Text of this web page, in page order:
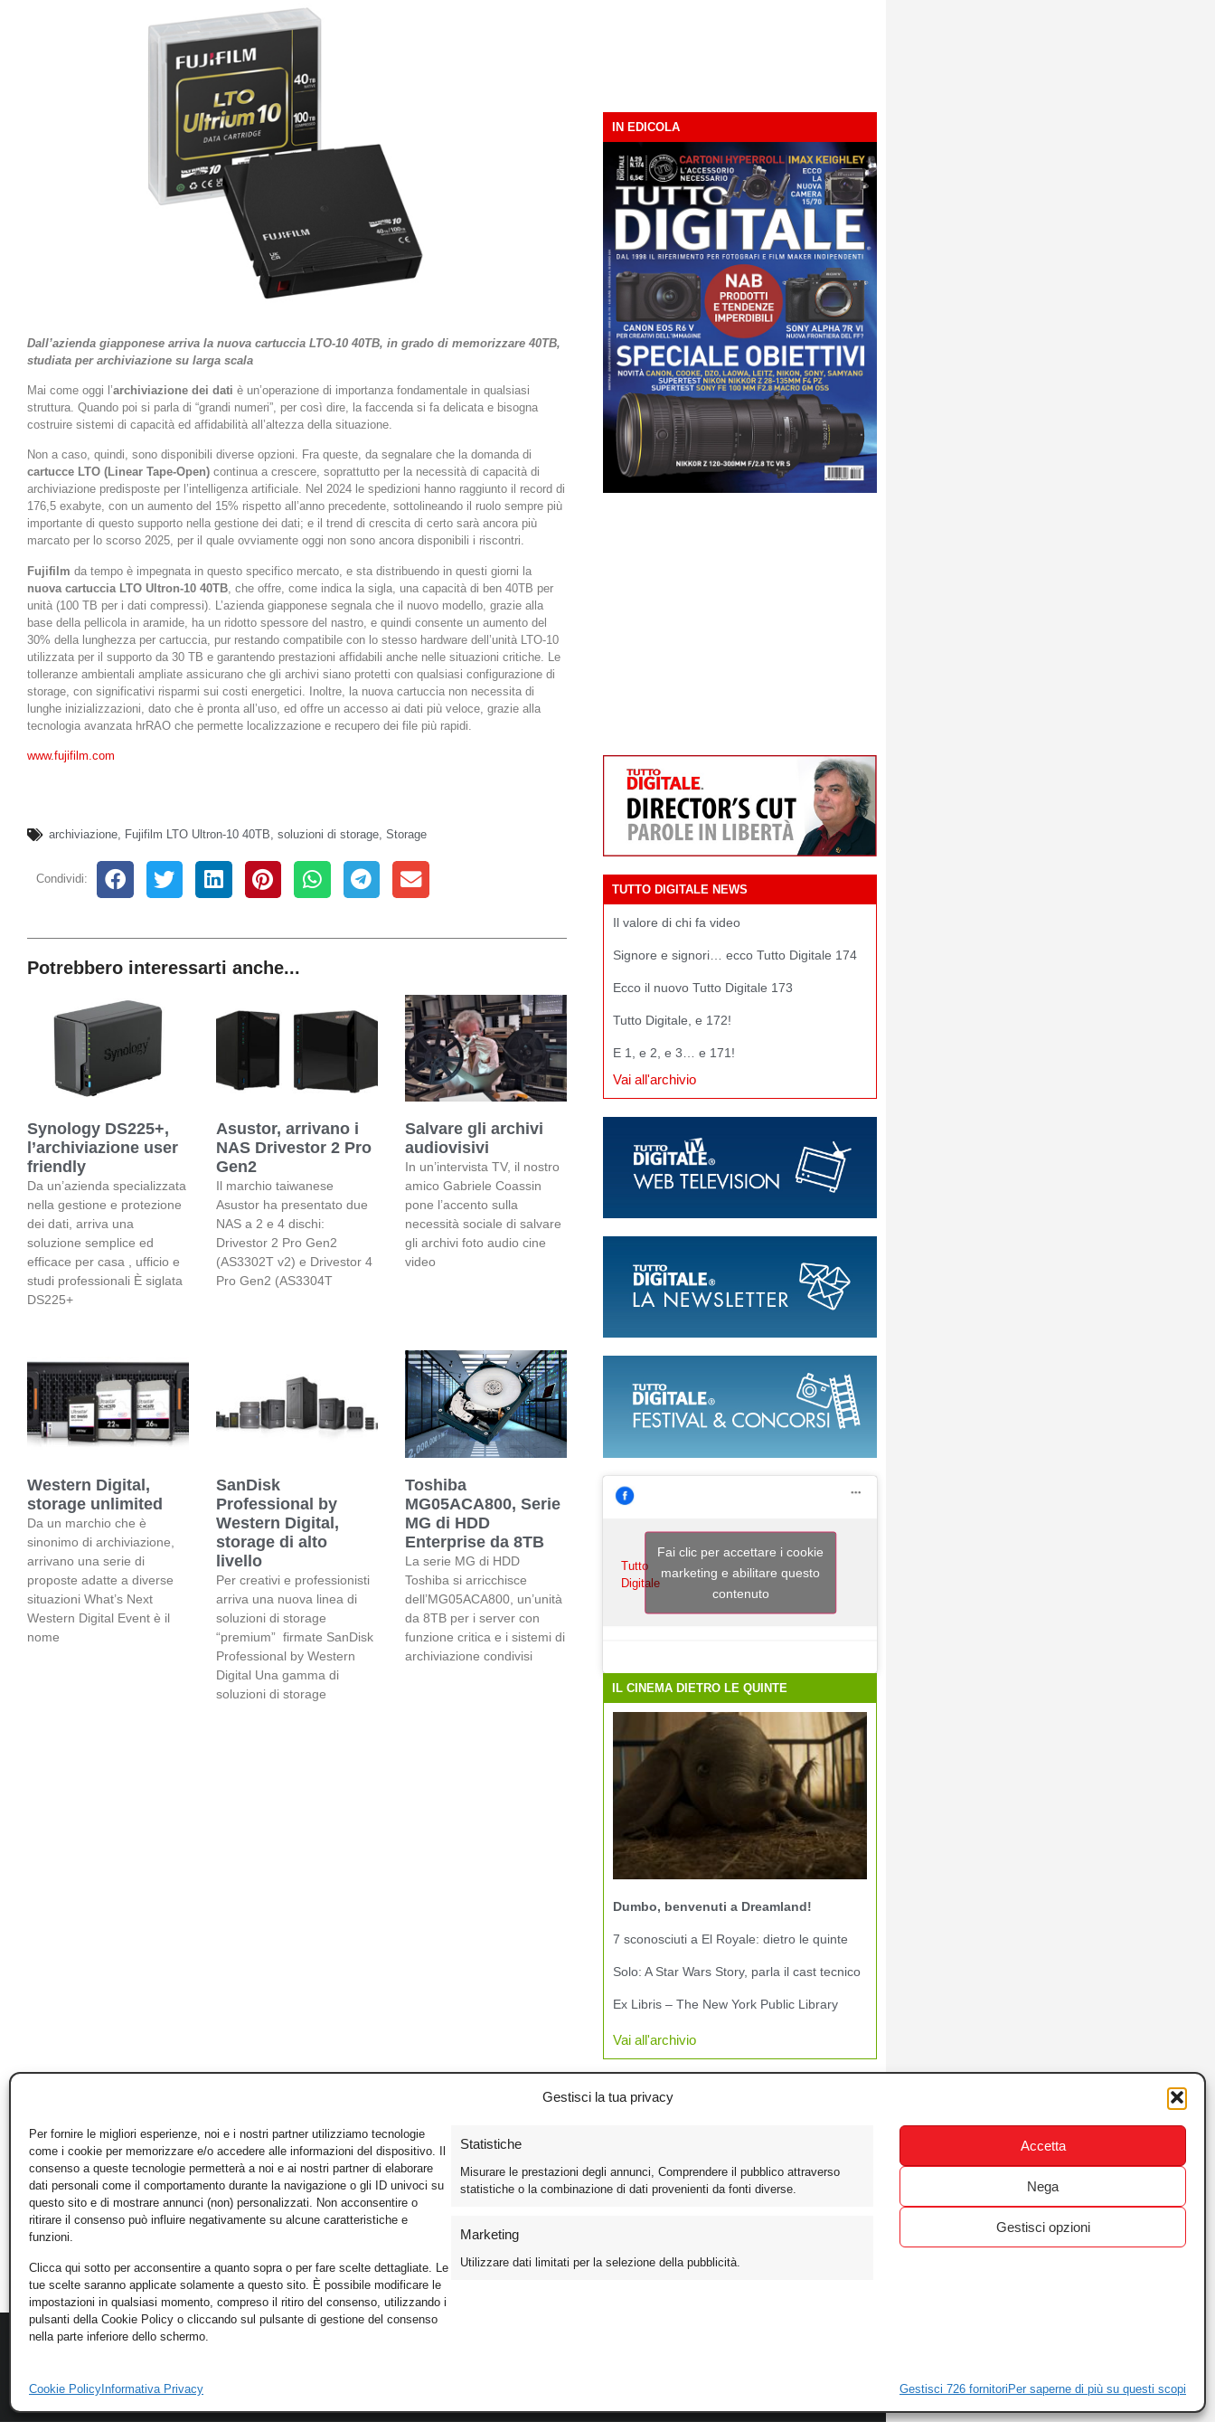
Gestisci la tua privacy
Per fornire le migliori esperienze, noi e i nostri partner utilizziamo tecnologie
come i cookie per memorizzare e/o accedere alle informazioni del dispositivo. Il
consenso a queste tecnologie permetterà a noi e ai nostri partner di elaborare
dati personali come il comportamento durante la navigazione o gli ID univoci su
questo sito e di mostrare annunci (non) personalizzati. Non acconsentire o
ritirare il consenso può influire negativamente su alcune caratteristiche e
funzioni.
Clicca qui sotto per acconsentire a quanto sopra o per fare scelte dettagliate. Le
tue scelte saranno applicate solamente a questo sito. È possibile modificare le
impostazioni in qualsiasi momento, compreso il ritiro del consenso, utilizzando i
pulsanti della Cookie Policy o cliccando sul pulsante di gestione del consenso
nella parte inferiore dello schermo.
Statistiche
Misurare le prestazioni degli annunci, Comprendere il pubblico attraverso
statistiche o la combinazione di dati provenienti da fonti diverse.
Marketing
Utilizzare dati limitati per la selezione della pubblicità.
Gestisci 726 fornitori Per saperne di più su questi scopi
Accetta
Nega
Gestisci opzioni
Cookie Policy Informativa Privacy
Dall’azienda giapponese arriva la nuova cartuccia LTO-10 40TB, in grado di memorizzare 40TB,
studiata per archiviazione su larga scala
Mai come oggi l’archiviazione dei dati è un’operazione di importanza fondamentale in qualsiasi
struttura. Quando poi si parla di “grandi numeri”, per così dire, la faccenda si fa delicata e bisogna
costruire sistemi di capacità ed affidabilità all’altezza della situazione.
Non a caso, quindi, sono disponibili diverse opzioni. Fra queste, da segnalare che la domanda di
cartucce LTO (Linear Tape-Open) continua a crescere, soprattutto per la necessità di capacità di
archiviazione predisposte per l’intelligenza artificiale. Nel 2024 le spedizioni hanno raggiunto il record di
176,5 exabyte, con un aumento del 15% rispetto all’anno precedente, sottolineando il ruolo sempre più
importante di questo supporto nella gestione dei dati; e il trend di crescita di certo sarà ancora più
marcato per lo scorso 2025, per il quale ovviamente oggi non sono ancora disponibili i riscontri.
Fujifilm da tempo è impegnata in questo specifico mercato, e sta distribuendo in questi giorni la
nuova cartuccia LTO Ultron-10 40TB , che offre, come indica la sigla, una capacità di ben 40TB per
unità (100 TB per i dati compressi). L’azienda giapponese segnala che il nuovo modello, grazie alla
base della pellicola in aramide, ha un ridotto spessore del nastro, e quindi consente un aumento del
30% della lunghezza per cartuccia, pur restando compatibile con lo stesso hardware dell’unità LTO-10
utilizzata per il supporto da 30 TB e garantendo prestazioni affidabili anche nelle situazioni critiche. Le
tolleranze ambientali ampliate assicurano che gli archivi siano protetti con qualsiasi configurazione di
storage, con significativi risparmi sui costi energetici. Inoltre, la nuova cartuccia non necessita di
lunghe inizializzazioni, dato che è pronta all’uso, ed offre un accesso ai dati più veloce, grazie alla
tecnologia avanzata hrRAO che permette localizzazione e recupero dei file più rapidi.
www.fujifilm.com
archiviazione, Fujifilm LTO Ultron-10 40TB, soluzioni di storage, Storage
Condividi:
Potrebbero interessarti anche...
Synology DS225+,
l’archiviazione user
friendly
Da un’azienda specializzata
nella gestione e protezione
dei dati, arriva una
soluzione semplice ed
efficace per casa , ufficio e
studi professionali È siglata
DS225+
Asustor, arrivano i
NAS Drivestor 2 Pro
Gen2
Il marchio taiwanese
Asustor ha presentato due
NAS a 2 e 4 dischi:
Drivestor 2 Pro Gen2
(AS3302T v2) e Drivestor 4
Pro Gen2 (AS3304T
Salvare gli archivi
audiovisivi
In un’intervista TV, il nostro
amico Gabriele Coassin
pone l’accento sulla
necessità sociale di salvare
gli archivi foto audio cine
video
Western Digital,
storage unlimited
Da un marchio che è
sinonimo di archiviazione,
arrivano una serie di
proposte adatte a diverse
situazioni What’s Next
Western Digital Event è il
nome
SanDisk
Professional by
Western Digital,
storage di alto
livello
Per creativi e professionisti
arriva una nuova linea di
soluzioni di storage
“premium” firmate SanDisk
Professional by Western
Digital Una gamma di
soluzioni di storage
Toshiba
MG05ACA800, Serie
MG di HDD
Enterprise da 8TB
La serie MG di HDD
Toshiba si arricchisce
dell’MG05ACA800, un’unità
da 8TB per i server con
funzione critica e i sistemi di
archiviazione condivisi
IN EDICOLA
TUTTO DIGITALE NEWS
Il valore di chi fa video
Signore e signori… ecco Tutto Digitale 174
Ecco il nuovo Tutto Digitale 173
Tutto Digitale, e 172!
E 1, e 2, e 3… e 171!
Vai all'archivio
Tutto
Digitale
Fai clic per accettare i cookie
marketing e abilitare questo
contenuto
IL CINEMA DIETRO LE QUINTE
Dumbo, benvenuti a Dreamland!
7 sconosciuti a El Royale: dietro le quinte
Solo: A Star Wars Story, parla il cast tecnico
Ex Libris – The New York Public Library
Vai all'archivio